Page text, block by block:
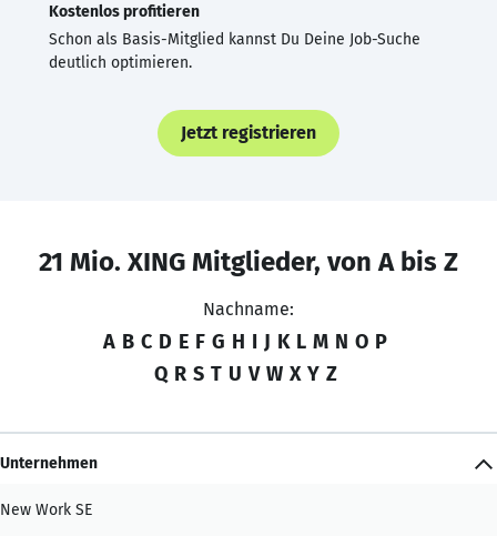
Kostenlos profitieren
Schon als Basis-Mitglied kannst Du Deine Job-Suche
deutlich optimieren.
Jetzt registrieren
21 Mio. XING Mitglieder, von A bis Z
Nachname:
A B C D E F G H I J K L M N O P
Q R S T U V W X Y Z
Unternehmen
New Work SE